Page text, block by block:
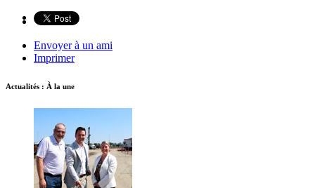
Envoyer à un ami
Imprimer
Actualités : À la une